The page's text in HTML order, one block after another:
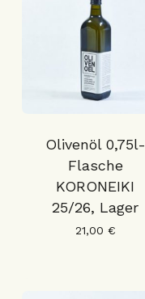
Olivenöl 0,75l-
Flasche
KORONEIKI
25/26, Lager
21,00 €